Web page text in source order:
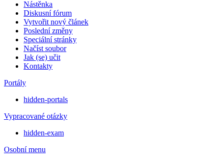
Nástěnka
Diskusní fórum
Vytvořit nový článek
Poslední změny
Speciální stránky
Načíst soubor
Jak (se) učit
Kontakty
Portály
hidden-portals
Vypracované otázky
hidden-exam
Osobní menu